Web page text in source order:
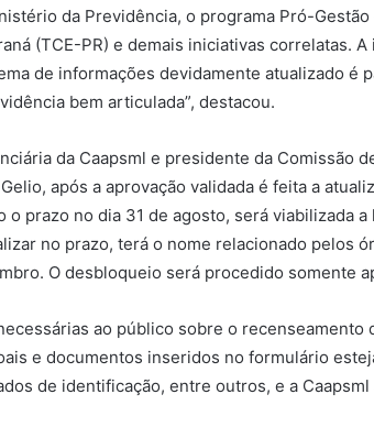
da Previdência, o programa Pró-
(TCE-PR) e demais iniciativas correlatas. A
de informações devidamente atualizado é
bem articulada”, destacou.
da Caapsml e presidente da Comissão
após a aprovação validada é feita a
prazo no dia 31 de agosto, será viabilizada
no prazo, terá o nome relacionado pelos
O desbloqueio será procedido somente
ao público sobre o recenseamento
e documentos inseridos no formulário
de identificação, entre outros, e a